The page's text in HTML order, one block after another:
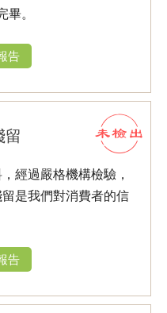
畢。
告
留
經過嚴格機構檢驗，
是我們對消費者的信
告